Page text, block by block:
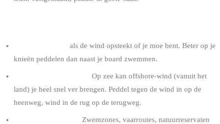
als de wind opsteekt of je moe bent. Beter op je
knieën peddelen dan naast je board zwemmen.
Op zee kan offshore-wind (vanuit het
land) je heel snel ver brengen. Peddel tegen de wind in op de
heenweg, wind in de rug op de terugweg.
Zwemzones, vaarroutes, natuurreservaten